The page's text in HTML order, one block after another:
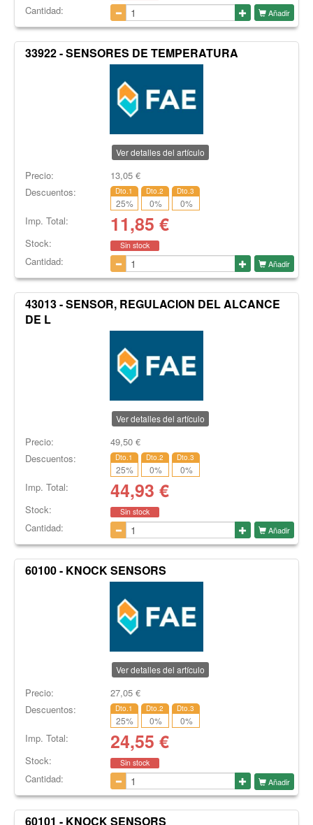
Cantidad: Añadir
33922 - SENSORES DE TEMPERATURA
Ver detalles del artículo
Precio: 13,05€
Descuentos:
Dto.1
25%
Dto.2
0%
Dto.3
0%
Imp. Total: 11,85 €
Stock: Sin stock
Cantidad: Añadir
43013 - SENSOR, REGULACION DEL ALCANCE
DE L
Ver detalles del artículo
Precio: 49,50€
Descuentos:
Dto.1
25%
Dto.2
0%
Dto.3
0%
Imp. Total: 44,93 €
Stock: Sin stock
Cantidad: Añadir
60100 - KNOCK SENSORS
Ver detalles del artículo
Precio: 27,05€
Descuentos:
Dto.1
25%
Dto.2
0%
Dto.3
0%
Imp. Total: 24,55 €
Stock: Sin stock
Cantidad: Añadir
60101 - KNOCK SENSORS